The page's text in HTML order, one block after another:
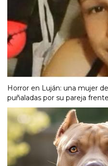
Horror en Luján: una mujer
puñaladas por su pareja